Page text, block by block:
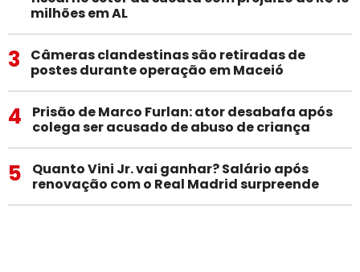
milhões em AL
3
Câmeras clandestinas são retiradas de
postes durante operação em Maceió
4
Prisão de Marco Furlan: ator desabafa após
colega ser acusado de abuso de criança
5
Quanto Vini Jr. vai ganhar? Salário após
renovação com o Real Madrid surpreende